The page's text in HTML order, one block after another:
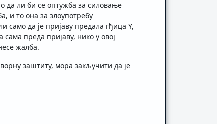
да ли би се оптужба за силовање
и то она за злоупотребу
само да је пријаву предала гђица Y,
преда пријаву, нико у овој
жалба.
заштиту, мора закључити да је